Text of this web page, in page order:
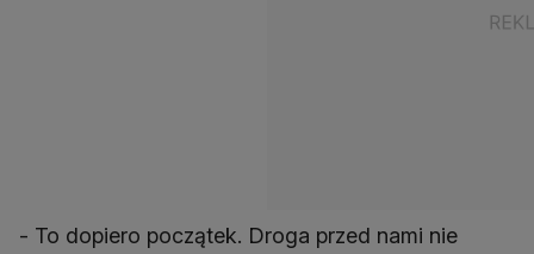
- To dopiero początek. Droga przed nami nie